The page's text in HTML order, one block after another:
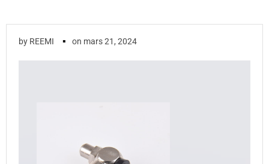
by REEMI ▪ on mars 21, 2024